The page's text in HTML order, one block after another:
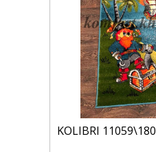
KOLIBRI 11059\180